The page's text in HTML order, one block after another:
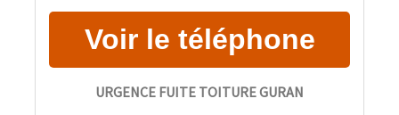
URGENCE FUITE TOITURE GURAN